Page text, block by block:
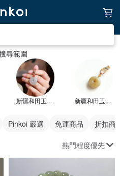
尋範圍
新疆和田玉吊墜 新疆和田玉平安扣
Pinkoi 嚴選 免運商品 折扣商
熱門程度優先